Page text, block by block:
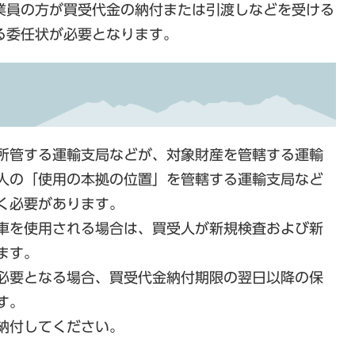
の方が買受代金の納付または引渡しなどを受ける
任状が必要となります。
管する運輸支局などが、対象財産を管轄する運輸
の「使用の本拠の位置」を管轄する運輸支局など
要があります。
を使用される場合は、買受人が新規検査および新
す。
要となる場合、買受代金納付期限の翌日以降の保
。
してください。